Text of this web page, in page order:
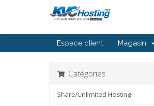
Espace client Magasin
Catégories
Share/Unlimited Hosting